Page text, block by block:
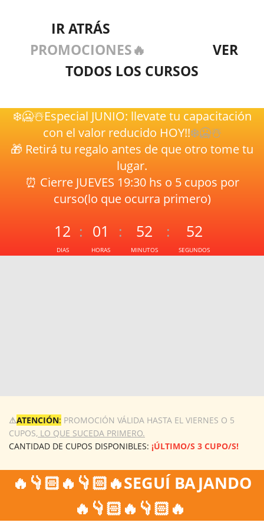
IR ATRÁS
PROMOCIONES🔥
VER
TODOS LOS CURSOS
❄️🥶☃️️Especial JUNIO: llevate tu capacitación
con el valor reducido HOY!!❄️🥶☃️️
🎁 Retirá tu regalo antes de que otro tome tu
lugar.
⏰ Cierre JUEVES 19:30 hs o 5 cupos por
curso(lo que ocurra primero)
12
DIAS
: 01
HORAS
: 52
MINUTOS
: 52
SEGUNDOS
⚠ATENCIÓN: PROMOCIÓN VÁLIDA HASTA EL VIERNES O 5
CUPOS, LO QUE SUCEDA PRIMERO.
CANTIDAD DE CUPOS DISPONIBLES: ¡ÚLTIMO/S 3 CUPO/S!
🔥👇🏻🔥👇🏻🔥SEGUÍ BAJANDO
🔥👇🏻🔥👇🏻🔥